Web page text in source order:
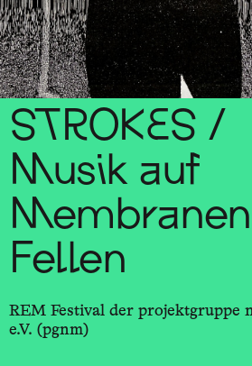
STROKES /
Musik auf
Fellen
REM Festival der projektgruppe
e.V. (pgnm)